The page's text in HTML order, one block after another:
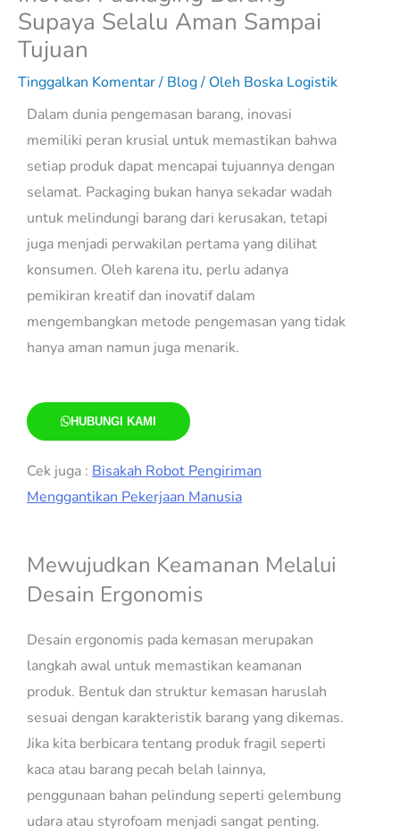
Supaya Selalu Aman Sampai
Tujuan
Tinggalkan Komentar/ Blog/ Oleh Boska Logistik
Dalam dunia pengemasan barang, inovasi
memiliki peran krusial untuk memastikan bahwa
setiap produk dapat mencapai tujuannya dengan
selamat. Packaging bukan hanya sekadar wadah
untuk melindungi barang dari kerusakan, tetapi
juga menjadi perwakilan pertama yang dilihat
konsumen. Oleh karena itu, perlu adanya
pemikiran kreatif dan inovatif dalam
mengembangkan metode pengemasan yang tidak
hanya aman namun juga menarik.
HUBUNGI KAMI
Cek juga : Bisakah Robot Pengiriman
Menggantikan Pekerjaan Manusia
Mewujudkan Keamanan Melalui
Desain Ergonomis
Desain ergonomis pada kemasan merupakan
langkah awal untuk memastikan keamanan
produk. Bentuk dan struktur kemasan haruslah
sesuai dengan karakteristik barang yang dikemas.
Jika kita berbicara tentang produk fragil seperti
kaca atau barang pecah belah lainnya,
penggunaan bahan pelindung seperti gelembung
udara atau styrofoam menjadi sangat penting.